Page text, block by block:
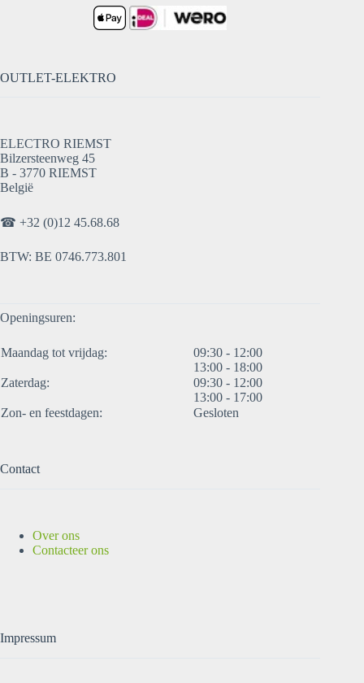
OUTLET-ELEKTRO
ELECTRO RIEMST
Bilzersteenweg 45
B - 3770 RIEMST
België
☎ +32 (0)12 45.68.68
BTW: BE 0746.773.801
Openingsuren:
Maandag tot vrijdag:
09:30 - 12:00
13:00 - 18:00
Zaterdag:
09:30 - 12:00
13:00 - 17:00
Zon- en feestdagen:
Gesloten
Contact
Over ons
Contacteer ons
Impressum